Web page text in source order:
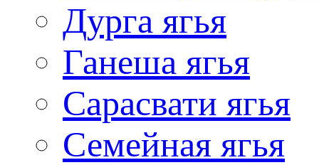
Дурга ягья
Ганеша ягья
Сарасвати ягья
Семейная ягья